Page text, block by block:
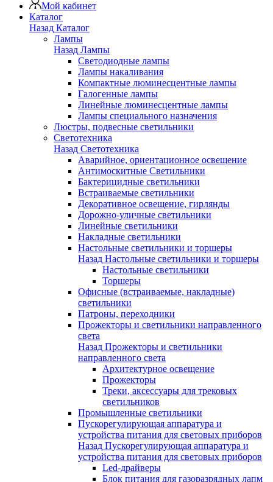
Мой кабинет
Каталог
Назад Каталог
Лампы
Назад Лампы
Светодиодные лампы
Лампы накаливания
Компактные люминесцентные лампы
Галогенные лампы
Линейные люминесцентные лампы
Лампы специального назначения
Люстры, подвесные светильники
Светотехника
Назад Светотехника
Аварийное, ориентационное освещение
Антимоскитные Светильники
Бактерицидные светильники
Встраиваемые светильники
Декоративное освещение, гирлянды
Дорожно-уличные светильники
Линейные светильники
Накладные светильники
Настольные светильники и торшеры
Назад Настольные светильники и торшеры
Настольные светильники
Торшеры
Офисные (встраиваемые, накладные)
светильники
Патроны, переходники
Прожекторы и светильники направленного
света
Назад Прожекторы и светильники
направленного света
Архитектурное освещение
Прожекторы
Треки, аксессуары для трековых
светильников
Промышленные светильники
Пускорегулирующая аппаратура и
устройства питания для световых приборов
Назад Пускорегулирующая аппаратура и
устройства питания для световых приборов
Led-драйверы
Блок питания для газоразрядных лапм